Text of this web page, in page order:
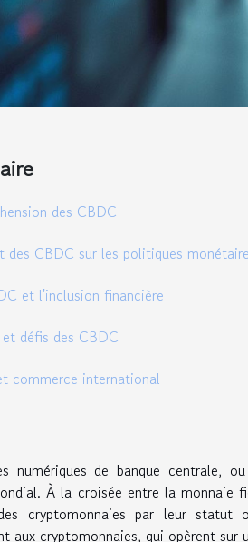
des CBDC
des CBDC sur les politiques
et l'inclusion financière
et défis des CBDC
commerce international
numériques de banque centrale,
À la croisée entre la monnaie
cryptomonnaies par leur
aux cryptomonnaies, qui opèrent